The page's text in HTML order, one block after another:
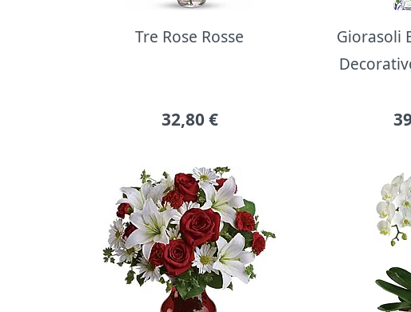
Tre Rose Rosse
32,80 €
Giorasoli